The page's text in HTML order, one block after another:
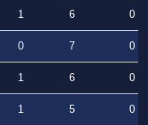
1 6
0
0 7
0
1 6
0
1 5
0